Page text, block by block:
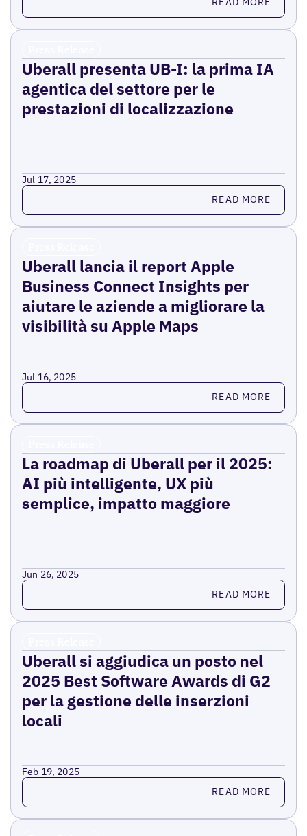
Uberall presenta UB-I: la prima IA
agentica del settore per le
prestazioni di localizzazione
Jul 17, 2025
Read more READ MORE
Uberall lancia il report Apple
Business Connect Insights per
aiutare le aziende a migliorare la
visibilità su Apple Maps
Jul 16, 2025
Read more READ MORE
La roadmap di Uberall per il 2025:
AI più intelligente, UX più
semplice, impatto maggiore
Jun 26, 2025
Read more READ MORE
Uberall si aggiudica un posto nel
2025 Best Software Awards di G2
per la gestione delle inserzioni
locali
Feb 19, 2025
Read more READ MORE